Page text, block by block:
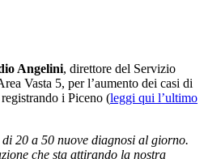
Angelini, direttore del Servizio
Vasta 5, per l’aumento dei casi di
i Piceno (leggi qui l’ultimo
20 a 50 nuove diagnosi al giorno.
che sta attirando la nostra